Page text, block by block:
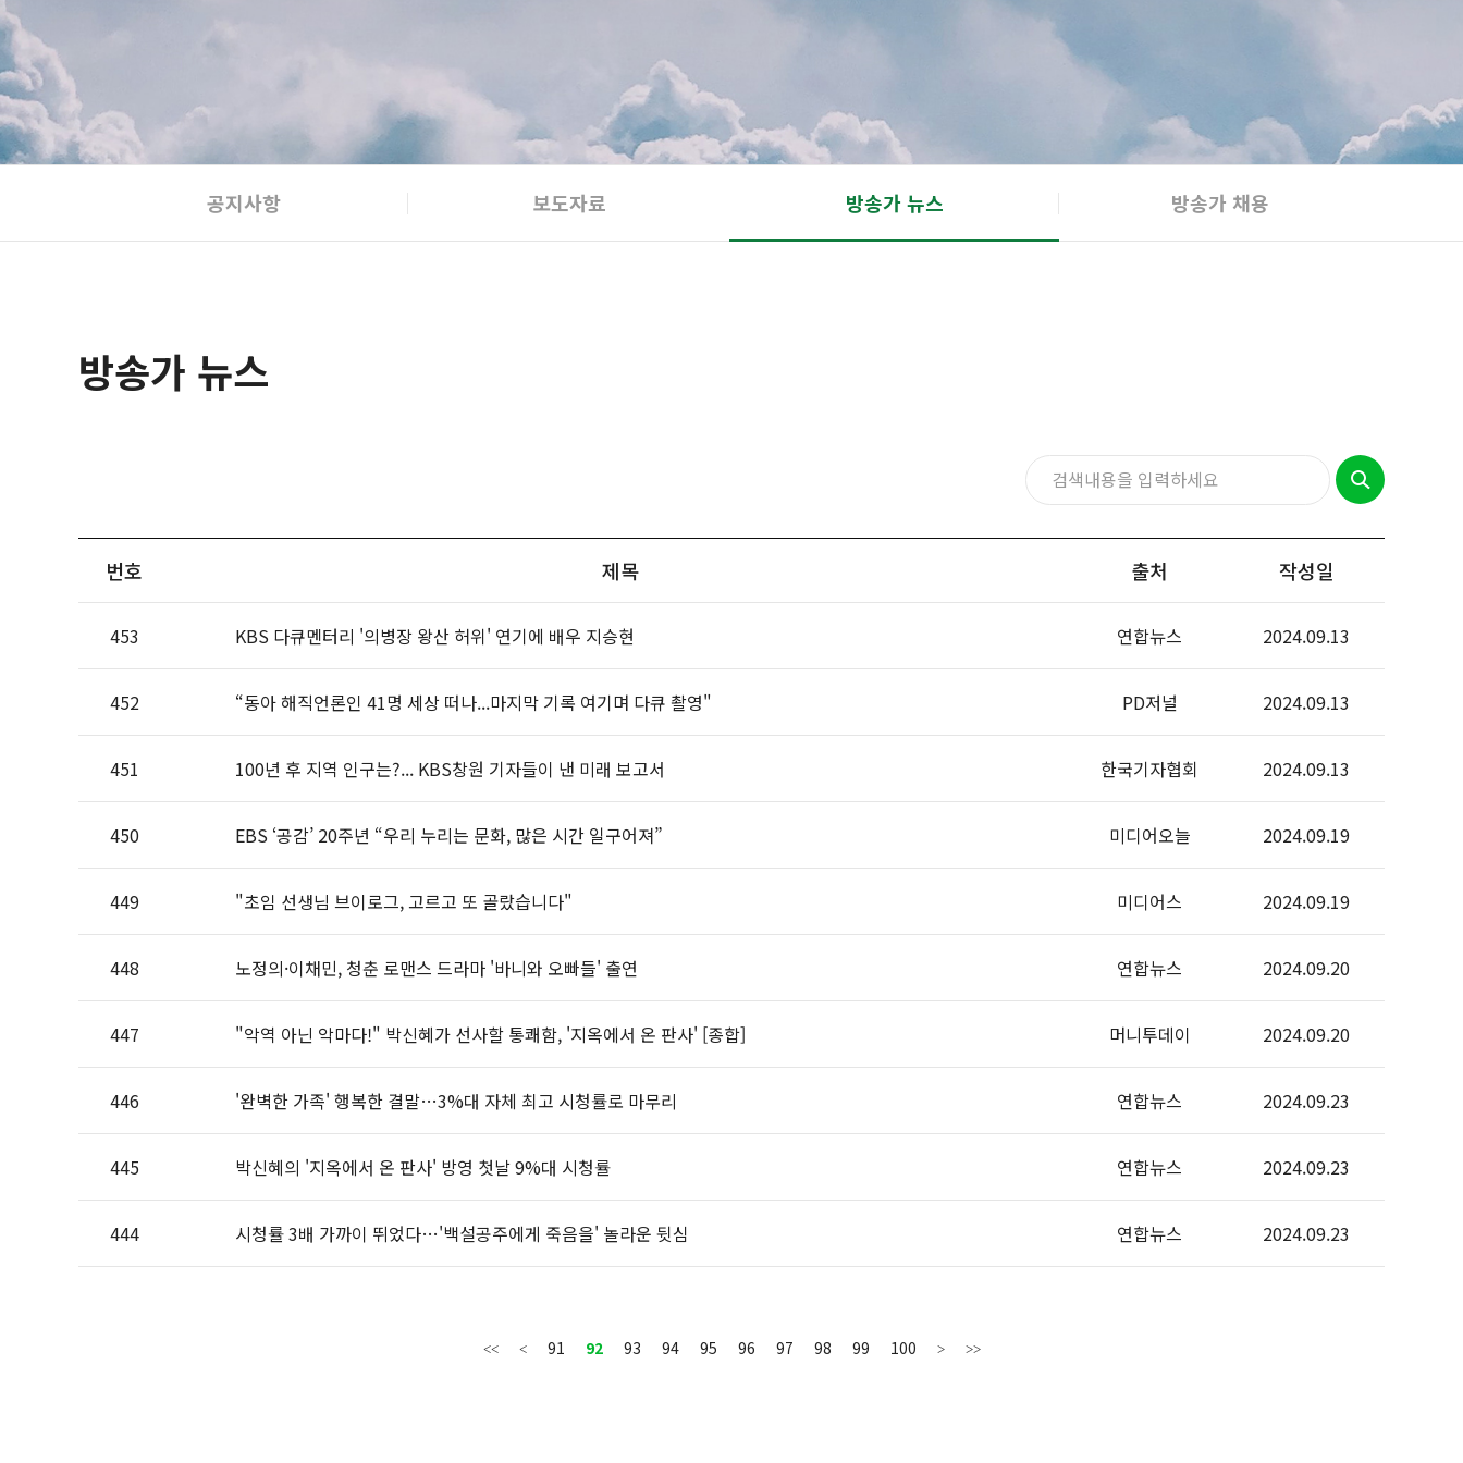
공지사항 보도자료 방송가 뉴스 방송가 채용
방송가 뉴스
번호 제목 출처 작성일
453 KBS 다큐멘터리 '의병장 왕산 허위' 연기에 배우 지승현 연합뉴스 2024.09.13
452 “동아 해직언론인 41명 세상 떠나...마지막 기록 여기며 다큐 촬영" PD저널 2024.09.13
451 100년 후 지역 인구는?... KBS창원 기자들이 낸 미래 보고서 한국기자협회 2024.09.13
450 EBS ‘공감’ 20주년 “우리 누리는 문화, 많은 시간 일구어져” 미디어오늘 2024.09.19
449 "초임 선생님 브이로그, 고르고 또 골랐습니다" 미디어스 2024.09.19
448 노정의·이채민, 청춘 로맨스 드라마 '바니와 오빠들' 출연 연합뉴스 2024.09.20
447 "악역 아닌 악마다!" 박신혜가 선사할 통쾌함, '지옥에서 온 판사' [종합] 머니투데이 2024.09.20
446 '완벽한 가족' 행복한 결말…3%대 자체 최고 시청률로 마무리 연합뉴스 2024.09.23
445 박신혜의 '지옥에서 온 판사' 방영 첫날 9%대 시청률 연합뉴스 2024.09.23
444 시청률 3배 가까이 뛰었다…'백설공주에게 죽음을' 놀라운 뒷심 연합뉴스 2024.09.23
91 92 93 94 95 96 97 98 99 100